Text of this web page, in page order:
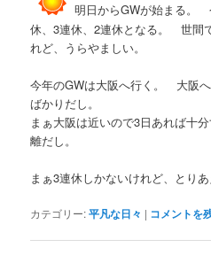
明日からGWが始まる。
休、3連休、2連休となる。 世間
れど、うらやましい。
今年のGWは大阪へ行く。 大阪
ばかりだし。
まぁ大阪は近いので3日あれば十
離だし。
まぁ3連休しかないけれど、とりあ
カテゴリー:平凡な日々 | コメントを